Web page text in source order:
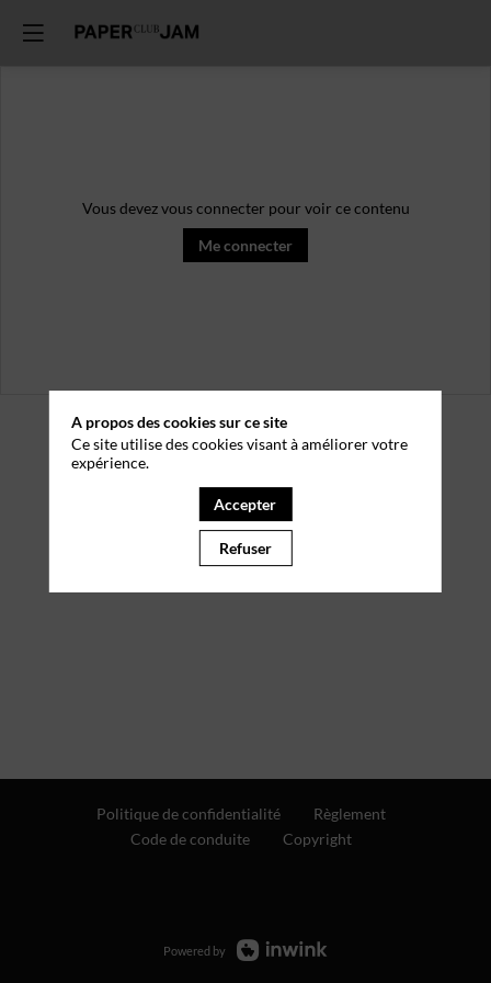
Vous devez vous connecter pour voir ce contenu
Me connecter
Politique de confidentialité
Règlement
Code de conduite
Copyright
Powered by
A propos des cookies sur ce site
Ce site utilise des cookies visant à améliorer votre
expérience.
Accepter
Refuser